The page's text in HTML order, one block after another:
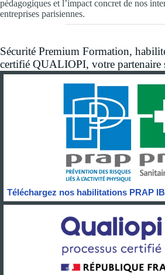
pédagogiques et l’impact concret de nos
entreprises parisiennes.
Sécurité Premium Formation,
certifié QUALIOPI, votre partenaire
Téléchargez nos habilitations PRAP